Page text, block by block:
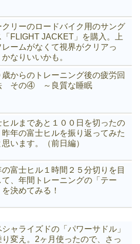
クリーのロードバイク用のサング
「FLIGHT JACKET」を購入。上
レームがなくて視界がクリアっ
なりいいかも。
歳からのトレーニング後の疲労回
その④ ～良質な睡眠
ヒルまであと１００日を切ったの
昨年の富士ヒルを振り返ってみた
思います。（前日編）
の富士ヒル１時間２５分切りを目
て、年間トレーニングの「テー
を決めてみる！
シャライズドの「パワーサドル」
り変え。2ヶ月使ったので、さっ